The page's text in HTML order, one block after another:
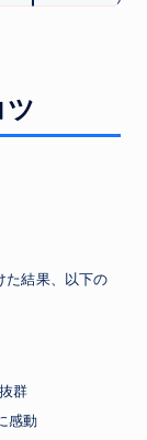
結果、以下の
群
感動